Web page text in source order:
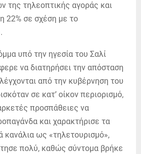
της τηλεοπτικής αγοράς και
22% σε σχέση με το
υπό την ηγεσία του Σαλί
να διατηρήσει την απόσταση
από την κυβέρνηση του
σε κατ’ οίκον περιορισμό,
προσπάθειες να
και χαρακτήρισε τα
κανάλια ως «τηλετουρισμό»,
πολύ, καθώς σύντομα βρήκε